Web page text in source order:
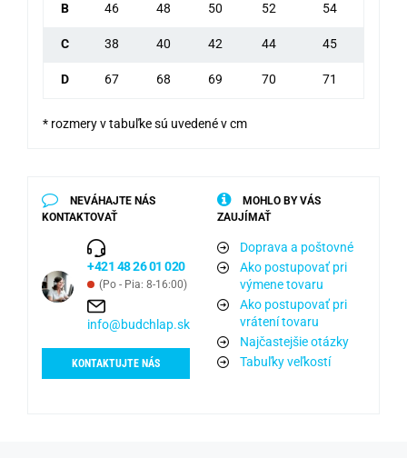
B 46 48 50 52 54
C 38 40 42 44 45
D 67 68 69 70 71
* rozmery v tabuľke sú uvedené v cm
NEVÁHAJTE NÁS
KONTAKTOVAŤ
+421 48 26 01 020
(Po - Pia: 8-16:00)
info@budchlap.sk
KONTAKTUJTE NÁS
MOHLO BY VÁS
ZAUJÍMAŤ
Doprava a poštovné
Ako postupovať pri
výmene tovaru
Ako postupovať pri
vrátení tovaru
Najčastejšie otázky
Tabuľky veľkostí